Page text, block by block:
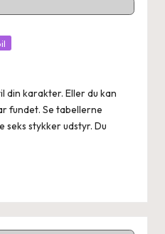
din karakter. Eller du kan
fundet. Se tabellerne
seks stykker udstyr. Du